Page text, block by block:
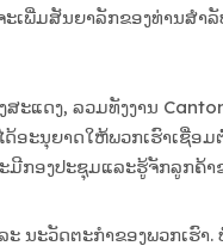
ະ​ເພີ່ມ​ສັນ​ຍາ​ລັກ​ຂອງ​ທ່ານ​ສໍາ​
ະແດງ, ລວມທັງງານ
ດ້ອະນຸຍາດໃຫ້ພວກເຮົາເຊື່ອ
ກອງປະຊຸມແລະຮູ້ຈັກລູກຄ້າ
ະວັດຕະກໍາຂອງພວກເຮົາ